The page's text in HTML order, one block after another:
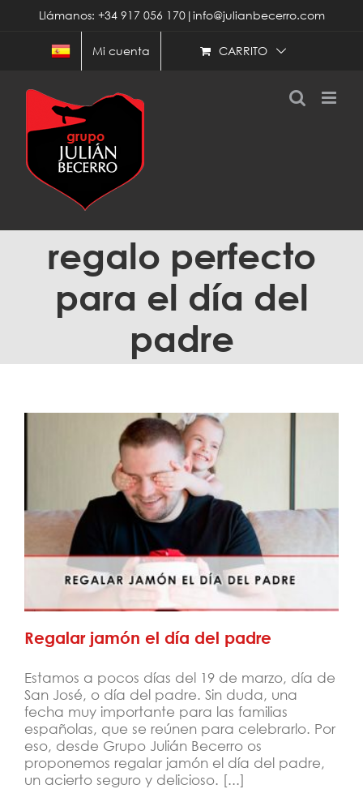
contenido
Llámanos: +34 917 056 170|info@julianbecerro.com
Mi cuenta CARRITO
regalo perfecto
para el día del
padre
Regalar jamón el día del padre
Regalar jamón el día del padre
Estamos a pocos días del 19 de marzo, día de
San José, o día del padre. Sin duda, una
fecha muy importante para las familias
españolas, que se reúnen para celebrarlo. Por
eso, desde Grupo Julián Becerro os
proponemos regalar jamón el día del padre,
un acierto seguro y delicioso. [...]